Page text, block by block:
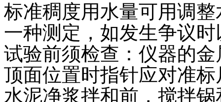
标准稠度用水量可用调
一种测定，如发生争议
试验前须检查：仪器的
顶面位置时指针应对准
水泥净浆拌和前，搅拌